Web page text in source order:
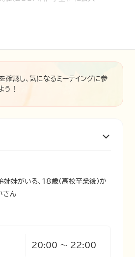
確認し、気になるミーテイングに参
う！
姉妹がいる、18歳(高校卒業後)か
さん
20:00 〜 22:00